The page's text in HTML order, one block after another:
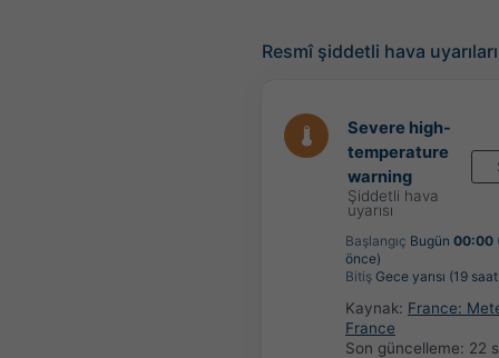
Resmî şiddetli hava uyarıları
Severe high-
temperature
warning
Şiddetli hava
uyarısı
Başlangıç Bugün 00:00
önce)
Bitiş Gece yarısı (19
Kaynak: France:
France
Son güncelleme: 22